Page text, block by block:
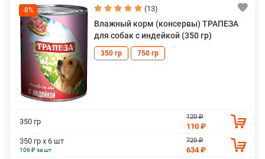
-8% (13)
Влажный корм (консервы) ТРАПЕЗА
для собак с индейкой (350 гр)
350 гр 750 гр
350 гр
120 ₽
110 ₽
350 гр х 6 шт
106 ₽ за шт
720 ₽
634 ₽